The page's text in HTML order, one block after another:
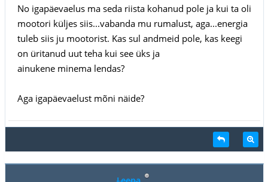
No igapäevaelus ma seda riista kohanud pole ja kui ta oli
mootori küljes siis...vabanda mu rumalust, aga...energia
tuleb siis ju mootorist. Kas sul andmeid pole, kas keegi
on üritanud uut teha kui see üks ja
ainukene minema lendas?
Aga igapäevaelust mõni näide?